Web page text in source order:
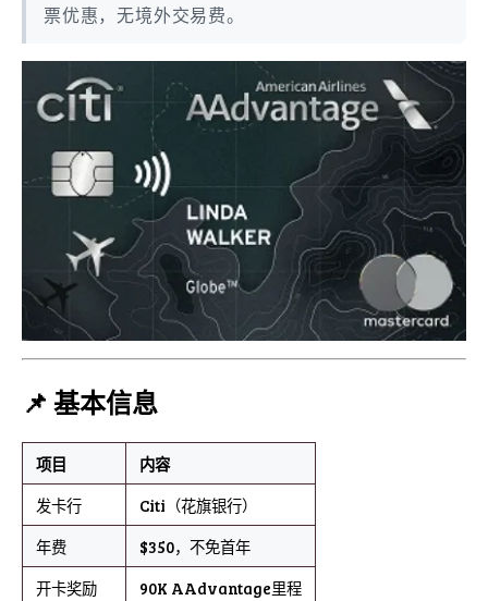
票优惠，无境外交易费。
📌 基本信息
项目
内容
发卡行
Citi（花旗银行）
年费
$350，不免首年
开卡奖励
90K AAdvantage里程